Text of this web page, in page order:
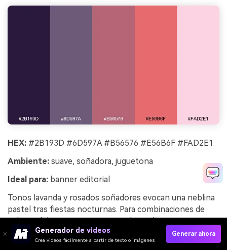
HEX: #2B193D #6D597A #B56576 #E56B6F #FAD2E1
Ambiente: suave, soñadora, juguetona
Ideal para: banner editorial
Tonos lavanda y rosados soñadores evocan una neblina
pastel tras fiestas nocturnas. Para combinaciones de
colores del año nuevo con una vibra más suave,
construye tu fondo con el rosa pálido y reserva el tono
ciruela para encabezados. El rosado cálido funciona bien
Generador de videos
Crea videos fácilmente a partir de texto o imágenes
Generar ahora